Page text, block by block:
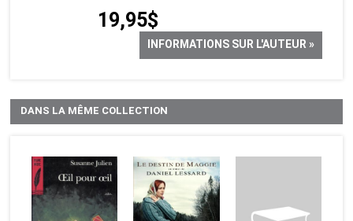
19,95$
INFORMATIONS SUR L'AUTEUR »
DANS LA MÊME COLLECTION